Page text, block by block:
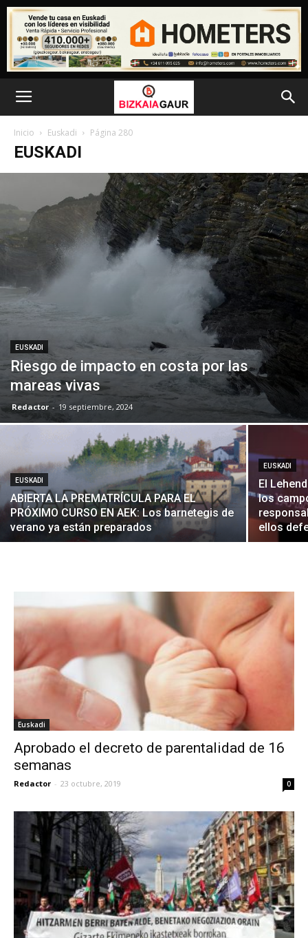
Inicio Euskadi Página 280
EUSKADI
EUSKADI
Riesgo de impacto en costa por las
mareas vivas
Redactor - 19 septiembre, 2024
EUSKADI
ABIERTA LA PREMATRÍCULA PARA EL
PRÓXIMO CURSO EN AEK: Los barnetegis de
verano ya están preparados
EUSKADI
El
los
ellos
Euskadi
Aprobado el decreto de parentalidad de 16
semanas
Redactor - 23 octubre, 2019 0